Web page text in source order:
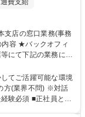
費支給
にて下記の業務に従
等の受付・オペレ
業務紹介：ご応募前
career/circle/
てご活躍可能な環境
方(業界不問) ※対話
社員とし